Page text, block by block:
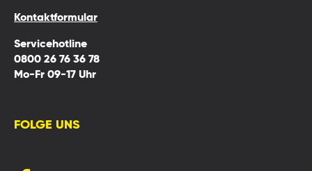
Kontaktformular
Servicehotline
0800 26 76 36 78
Mo-Fr 09-17 Uhr
FOLGE UNS